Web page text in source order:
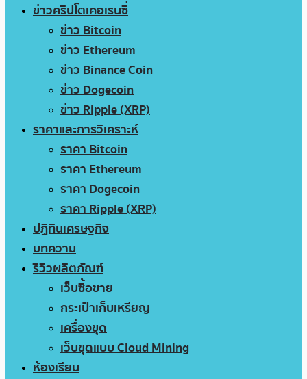
ข่าวคริปโตเคอเรนซี่
ข่าว Bitcoin
ข่าว Ethereum
ข่าว Binance Coin
ข่าว Dogecoin
ข่าว Ripple (XRP)
ราคาและการวิเคราะห์
ราคา Bitcoin
ราคา Ethereum
ราคา Dogecoin
ราคา Ripple (XRP)
ปฏิทินเศรษฐกิจ
บทความ
รีวิวผลิตภัณฑ์
เว็บซื้อขาย
กระเป๋าเก็บเหรียญ
เครื่องขุด
เว็บขุดแบบ Cloud Mining
ห้องเรียน